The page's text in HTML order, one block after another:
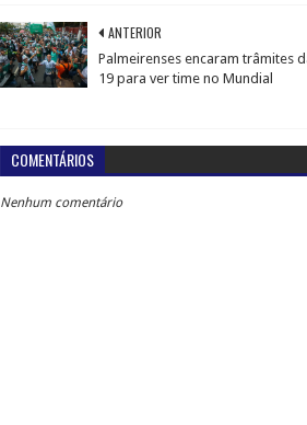
ANTERIOR
Palmeirenses encaram trâmites
19 para ver time no Mundial
COMENTÁRIOS
Nenhum comentário